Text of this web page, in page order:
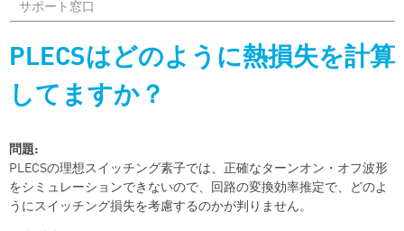
サポート窓口
PLECSはどのように熱損失を計算
してますか？
問題:
PLECSの理想スイッチング素子では、正確なターンオン・オフ波形
をシミュレーションできないので、回路の変換効率推定で、どのよ
うにスイッチング損失を考慮するのかが判りません。